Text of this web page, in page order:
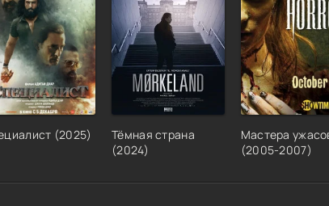
(2025)
Тёмная страна
(2024)
Мастера
(2005-2007)